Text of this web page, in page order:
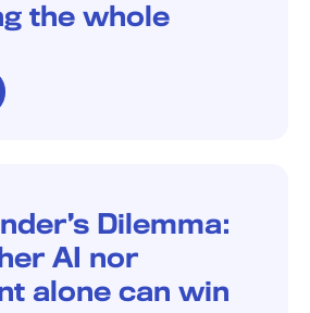
the whole
Dilemma:
AI nor
alone can win